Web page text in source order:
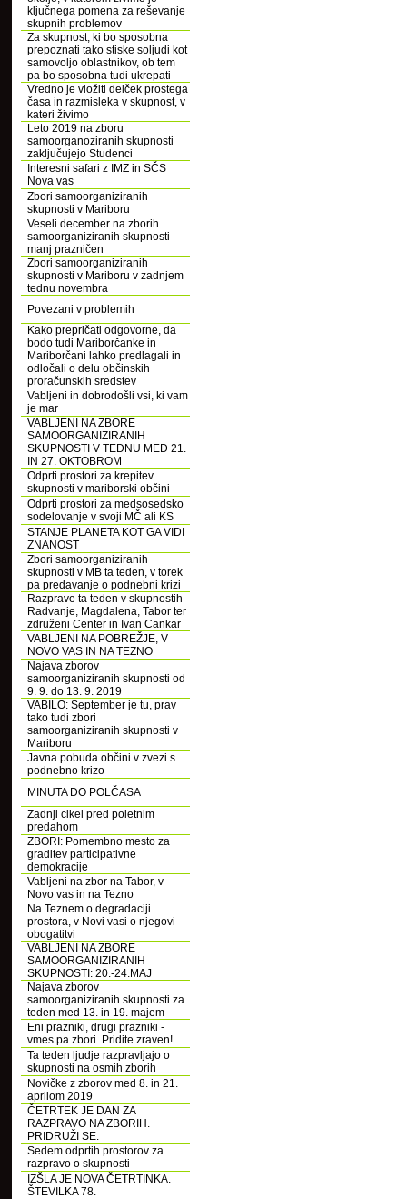
ključnega pomena za reševanje
skupnih problemov
Za skupnost, ki bo sposobna
prepoznati tako stiske soljudi kot
samovoljo oblastnikov, ob tem
pa bo sposobna tudi ukrepati
Vredno je vložiti delček prostega
časa in razmisleka v skupnost, v
kateri živimo
Leto 2019 na zboru
samoorganoziranih skupnosti
zaključujejo Studenci
Interesni safari z IMZ in SČS
Nova vas
Zbori samoorganiziranih
skupnosti v Mariboru
Veseli december na zborih
samoorganiziranih skupnosti
manj prazničen
Zbori samoorganiziranih
skupnosti v Mariboru v zadnjem
tednu novembra
Povezani v problemih
Kako prepričati odgovorne, da
bodo tudi Mariborčanke in
Mariborčani lahko predlagali in
odločali o delu občinskih
proračunskih sredstev
Vabljeni in dobrodošli vsi, ki vam
je mar
VABLJENI NA ZBORE
SAMOORGANIZIRANIH
SKUPNOSTI V TEDNU MED 21.
IN 27. OKTOBROM
Odprti prostori za krepitev
skupnosti v mariborski občini
Odprti prostori za medsosedsko
sodelovanje v svoji MČ ali KS
STANJE PLANETA KOT GA VIDI
ZNANOST
Zbori samoorganiziranih
skupnosti v MB ta teden, v torek
pa predavanje o podnebni krizi
Razprave ta teden v skupnostih
Radvanje, Magdalena, Tabor ter
združeni Center in Ivan Cankar
VABLJENI NA POBREŽJE, V
NOVO VAS IN NA TEZNO
Najava zborov
samoorganiziranih skupnosti od
9. 9. do 13. 9. 2019
VABILO: September je tu, prav
tako tudi zbori
samoorganiziranih skupnosti v
Mariboru
Javna pobuda občini v zvezi s
podnebno krizo
MINUTA DO POLČASA
Zadnji cikel pred poletnim
predahom
ZBORI: Pomembno mesto za
graditev participativne
demokracije
Vabljeni na zbor na Tabor, v
Novo vas in na Tezno
Na Teznem o degradaciji
prostora, v Novi vasi o njegovi
obogatitvi
VABLJENI NA ZBORE
SAMOORGANIZIRANIH
SKUPNOSTI: 20.-24.MAJ
Najava zborov
samoorganiziranih skupnosti za
teden med 13. in 19. majem
Eni prazniki, drugi prazniki -
vmes pa zbori. Pridite zraven!
Ta teden ljudje razpravljajo o
skupnosti na osmih zborih
Novičke z zborov med 8. in 21.
aprilom 2019
ČETRTEK JE DAN ZA
RAZPRAVO NA ZBORIH.
PRIDRUŽI SE.
Sedem odprtih prostorov za
razpravo o skupnosti
IZŠLA JE NOVA ČETRTINKA.
ŠTEVILKA 78.